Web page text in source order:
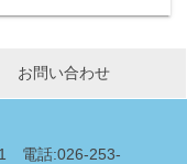
お問い合わせ
1 電話:026-253-